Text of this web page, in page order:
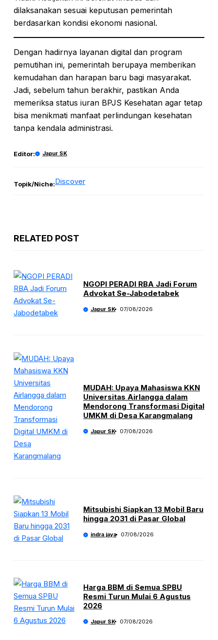
dilaksanakan sesuai keputusan pemerintah
berdasarkan kondisi ekonomi nasional.
Dengan hadirnya layanan digital dan program
pemutihan ini, pemerintah berupaya memberikan
kemudahan dan harapan baru bagi masyarakat.
Jadi, sebelum tahun berakhir, pastikan Anda
memeriksa status iuran BPJS Kesehatan agar tetap
bisa menikmati manfaat perlindungan kesehatan
tanpa kendala administrasi.
Editor: Japur SK
Topik/Niche:Discover
RELATED POST
NGOPI PERADI RBA Jadi Forum
Advokat Se-Jabodetabek
Japur SK 07/08/2026
MUDAH: Upaya Mahasiswa KKN
Universitas Airlangga dalam
Mendorong Transformasi Digital
UMKM di Desa Karangmalang
Japur SK 07/08/2026
Mitsubishi Siapkan 13 Mobil Baru
hingga 2031 di Pasar Global
indra jaya 07/08/2026
Harga BBM di Semua SPBU
Resmi Turun Mulai 6 Agustus
2026
Japur SK 07/08/2026